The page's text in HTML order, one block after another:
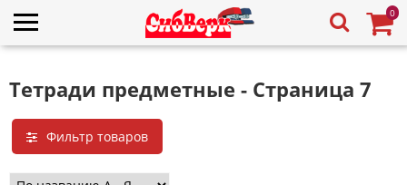
0
Тетради предметные - Страница 7
Фильтр товаров